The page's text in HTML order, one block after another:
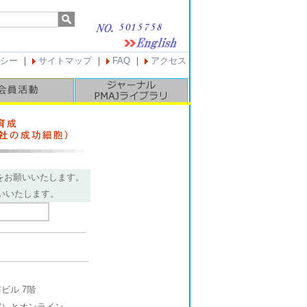
ー ｜ サイトマップ｜ FAQ ｜ アクセス
願いいたします。
たします。
ル 7階